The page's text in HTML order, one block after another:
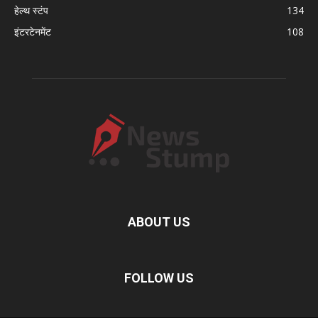
हेल्थ स्टंप
134
इंटरटेनमेंट
108
ABOUT US
FOLLOW US